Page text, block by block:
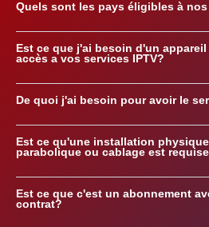
Quels sont les pays éligibles à
Est ce que j'ai besoin d'un
accès a vos services IPTV?
De quoi j'ai besoin pour avoir le
Est ce qu'une installation
parabolique ou cablage est
Est ce que c'est un abonnement
contrat?